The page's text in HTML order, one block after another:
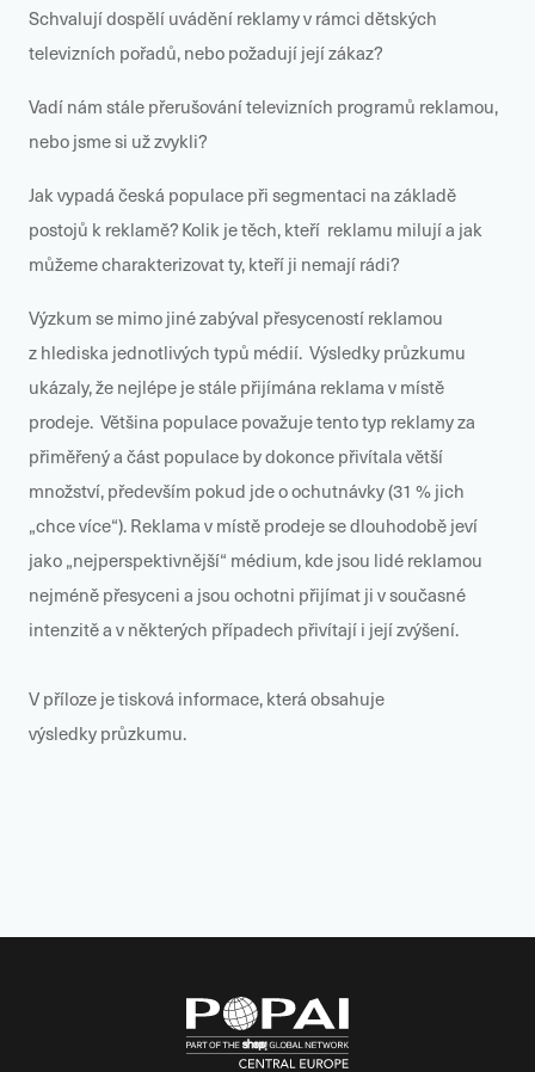
Schvalují dospělí uvádění reklamy v rámci dětských
televizních pořadů, nebo požadují její zákaz?
Vadí nám stále přerušování televizních programů reklamou,
nebo jsme si už zvykli?
Jak vypadá česká populace při segmentaci na základě
postojů k reklamě? Kolik je těch, kteří reklamu milují a jak
můžeme charakterizovat ty, kteří ji nemají rádi?
Výzkum se mimo jiné zabýval přesyceností reklamou
z hlediska jednotlivých typů médií. Výsledky průzkumu
ukázaly, že nejlépe je stále přijímána reklama v místě
prodeje. Většina populace považuje tento typ reklamy za
přiměřený a část populace by dokonce přivítala větší
množství, především pokud jde o ochutnávky (31 % jich
„chce více“). Reklama v místě prodeje se dlouhodobě jeví
jako „nejperspektivnější“ médium, kde jsou lidé reklamou
nejméně přesyceni a jsou ochotni přijímat ji v současné
intenzitě a v některých případech přivítají i její zvýšení.
V příloze je tisková informace, která obsahuje
výsledky průzkumu.